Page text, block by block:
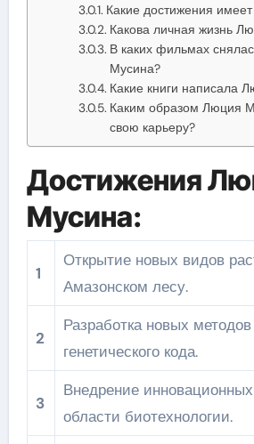
Какие достижения
Какова личная жизнь
В каких фильмах
Мусина?
Какие книги написала
Каким образом Люция
свою карьеру?
Достижения
Мусина:
1
Открытие новых видов
Амазонском лесу.
2
Разработка новых
генетического кода.
3
Внедрение
области биотехнологии.